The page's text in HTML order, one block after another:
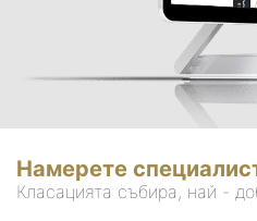
Намерете
Класацията събира, най -